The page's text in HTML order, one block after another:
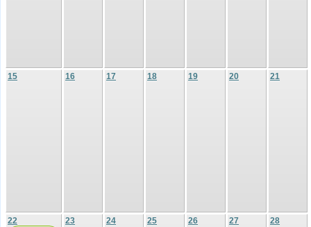
15 16 17 18 19 20 21
22
23 24 25 26 27 28